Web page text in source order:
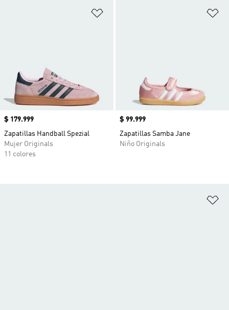
Precio
$ 179.999
Zapatillas Handball Spezial
Mujer Originals
11 colores
Precio
$ 99.999
Zapatillas Samba Jane
Niño Originals